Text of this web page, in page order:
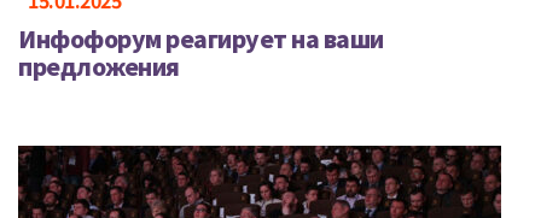
Инфофорум реагирует на ваши
предложения